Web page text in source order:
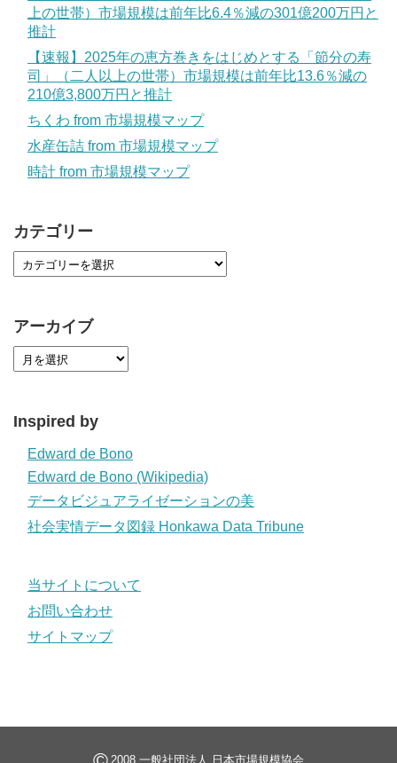
上の世帯）市場規模は前年比6.4％減の301億200万円と
推計
【速報】2025年の恵方巻きをはじめとする「節分の寿
司」（二人以上の世帯）市場規模は前年比13.6％減の
210億3,800万円と推計
ちくわ from 市場規模マップ
水産缶詰 from 市場規模マップ
時計 from 市場規模マップ
カテゴリー
アーカイブ
Inspired by
Edward de Bono
Edward de Bono (Wikipedia)
データビジュアライゼーションの美
社会実情データ図録 Honkawa Data Tribune
当サイトについて
お問い合わせ
サイトマップ
2008 一般社団法人 日本市場規模協会